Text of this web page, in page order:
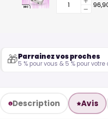
🎁Parrainez vos proches
5 % pour vous & 5 % pour votre
Description Avis